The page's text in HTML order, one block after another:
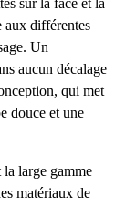
sur la face et la
aux différentes
Un
aucun décalage
qui met
douce et une
la large gamme
matériaux de